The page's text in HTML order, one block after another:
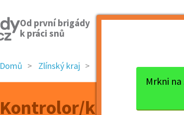
Od první brigády
k práci snů
Mrkni na
Domů Zlínský kraj okres Kroměříž
Kontrolor/ka kvality